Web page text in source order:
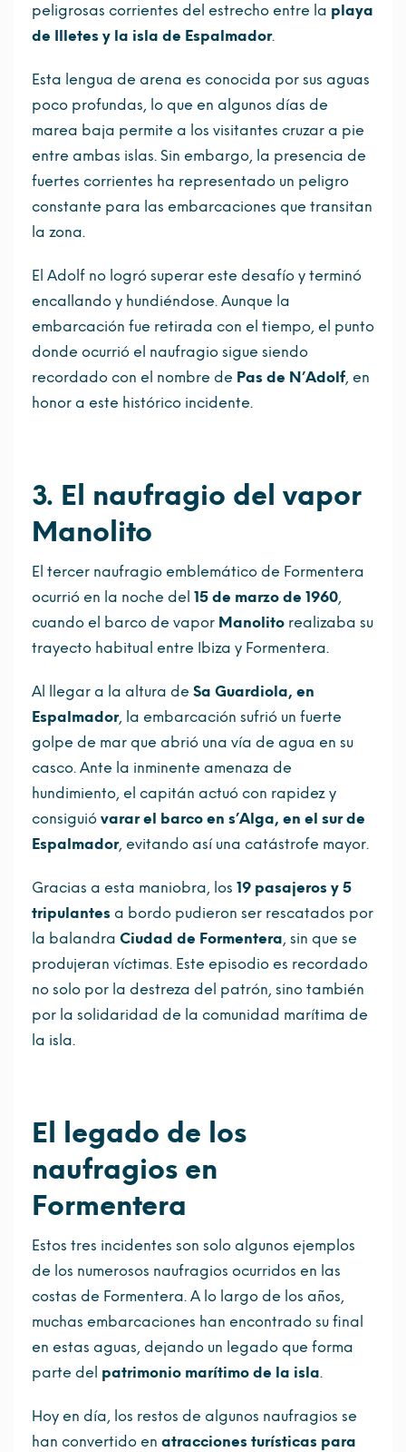
peligrosas corrientes del estrecho entre la playa
de Illetes y la isla de Espalmador.
Esta lengua de arena es conocida por sus aguas
poco profundas, lo que en algunos días de
marea baja permite a los visitantes cruzar a pie
entre ambas islas. Sin embargo, la presencia de
fuertes corrientes ha representado un peligro
constante para las embarcaciones que transitan
la zona.
El Adolf no logró superar este desafío y terminó
encallando y hundiéndose. Aunque la
embarcación fue retirada con el tiempo, el punto
donde ocurrió el naufragio sigue siendo
recordado con el nombre de Pas de N’Adolf, en
honor a este histórico incidente.
3. El naufragio del vapor
Manolito
El tercer naufragio emblemático de Formentera
ocurrió en la noche del 15 de marzo de 1960,
cuando el barco de vapor Manolito realizaba su
trayecto habitual entre Ibiza y Formentera.
Al llegar a la altura de Sa Guardiola, en
Espalmador, la embarcación sufrió un fuerte
golpe de mar que abrió una vía de agua en su
casco. Ante la inminente amenaza de
hundimiento, el capitán actuó con rapidez y
consiguió varar el barco en s’Alga, en el sur de
Espalmador, evitando así una catástrofe mayor.
Gracias a esta maniobra, los 19 pasajeros y 5
tripulantes a bordo pudieron ser rescatados por
la balandra Ciudad de Formentera, sin que se
produjeran víctimas. Este episodio es recordado
no solo por la destreza del patrón, sino también
por la solidaridad de la comunidad marítima de
la isla.
El legado de los
naufragios en
Formentera
Estos tres incidentes son solo algunos ejemplos
de los numerosos naufragios ocurridos en las
costas de Formentera. A lo largo de los años,
muchas embarcaciones han encontrado su final
en estas aguas, dejando un legado que forma
parte del patrimonio marítimo de la isla.
Hoy en día, los restos de algunos naufragios se
han convertido en atracciones turísticas para